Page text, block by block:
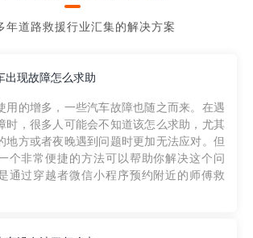
年道路救援行业汇集的解决方案
出现故障怎么求助
用的增多，一些汽车故障也随之而来。在遇
时，很多人可能会不知道该怎么求助，尤其
地方或者夜晚遇到问题时更加无法应对。但
个非常便捷的方法可以帮助你解决这个问
通过穿越者微信小程序预约附近的师傅救